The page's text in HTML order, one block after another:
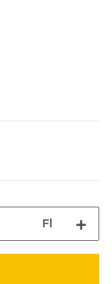
Fl